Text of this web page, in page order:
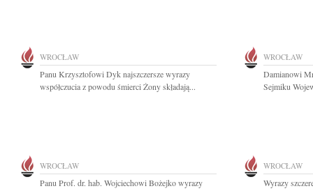
WROCŁAW
Panu Krzysztofowi Dyk najszczersze wyrazy
współczucia z powodu śmierci Żony składają...
WROCŁAW
Damianowi
Sejmiku
WROCŁAW
Panu Prof. dr. hab. Wojciechowi Bożejko wyrazy
WROCŁAW
Wyrazy